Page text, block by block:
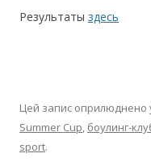
Результаты здесь
Цей запис оприлюднено
Summer Cup, боулинг-
sport.